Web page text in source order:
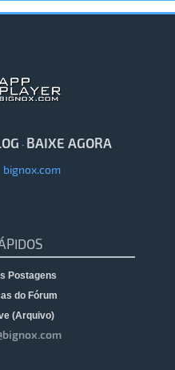
· BAIXE AGORA
bignox.com
Postagens
do Fórum
(Arquivo)